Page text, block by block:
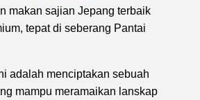
makan sajian Jepang terbaik
tepat di seberang Pantai
adalah menciptakan sebuah
mampu meramaikan lanskap